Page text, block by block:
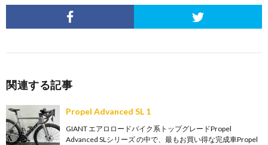
関連する記事
Propel Advanced SL 1
GIANT エアロロードバイク系トップグレードPropel
Advanced SLシリーズ の中で、最もお買い得な完成車Propel